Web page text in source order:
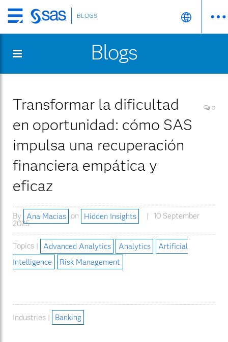
Skip
to
content
BLOGS
Blogs
Transformar la dificultad
en oportunidad: cómo SAS
impulsa una recuperación
financiera empática y
eficaz
0
By Ana Macias on Hidden Insights
10 September
2025
Topics | Advanced Analytics Analytics
Artificial
Intelligence
Risk Management
Industries | Banking